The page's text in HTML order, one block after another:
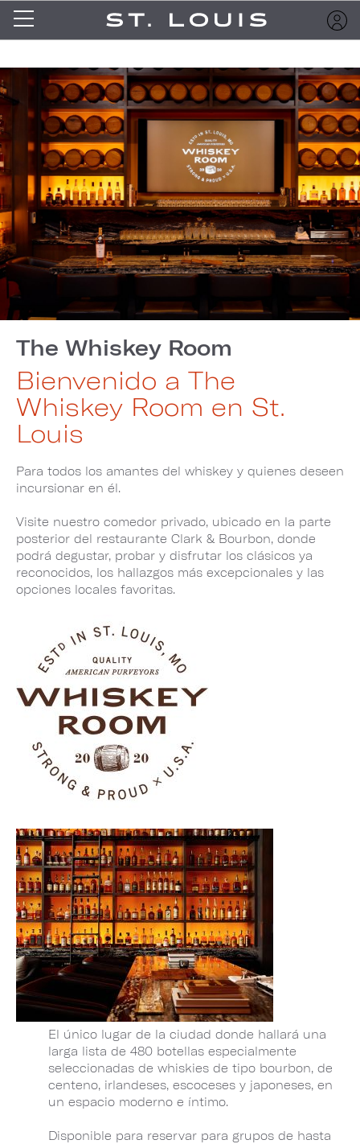
The Whiskey Room
Bienvenido a The
Whiskey Room en St.
Louis
Para todos los amantes del whiskey y quienes deseen
incursionar en él.
Visite nuestro comedor privado, ubicado en la parte
posterior del restaurante Clark & Bourbon, donde
podrá degustar, probar y disfrutar los clásicos ya
reconocidos, los hallazgos más excepcionales y las
opciones locales favoritas.
El único lugar de la ciudad donde hallará una
larga lista de 480 botellas especialmente
seleccionadas de whiskies de tipo bourbon, de
centeno, irlandeses, escoceses y japoneses, en
un espacio moderno e íntimo.
Disponible para reservar para grupos de hasta